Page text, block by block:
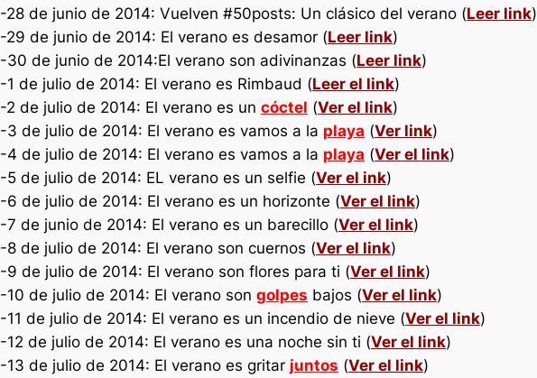
-28 de junio de 2014: Vuelven #50posts: Un clásico del verano (Leer link)
-29 de junio de 2014: El verano es desamor (Leer link)
-30 de junio de 2014:El verano son adivinanzas (Leer link)
-1 de julio de 2014: El verano es Rimbaud (Leer el link)
-2 de julio de 2014: El verano es un cóctel (Ver el link)
-3 de julio de 2014: El verano es vamos a la playa (Ver link)
-4 de julio de 2014: El verano es vamos a la playa (Ver el link)
-5 de julio de 2014: EL verano es un selfie (Ver el ink)
-6 de julio de 2014: El verano es un horizonte (Ver el link)
-7 de junio de 2014: El verano es un barecillo (Ver el link)
-8 de julio de 2014: El verano son cuernos (Ver el link)
-9 de julio de 2014: El verano son flores para ti (Ver el link)
-10 de julio de 2014: El verano son golpes bajos (Ver el link)
-11 de julio de 2014: El verano es un incendio de nieve (Ver el link)
-12 de julio de 2014: El verano es una noche sin ti (Ver el link)
-13 de julio de 2014: El verano es gritar juntos (Ver el link)